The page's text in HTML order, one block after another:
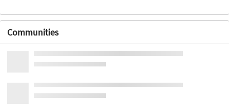
Communities